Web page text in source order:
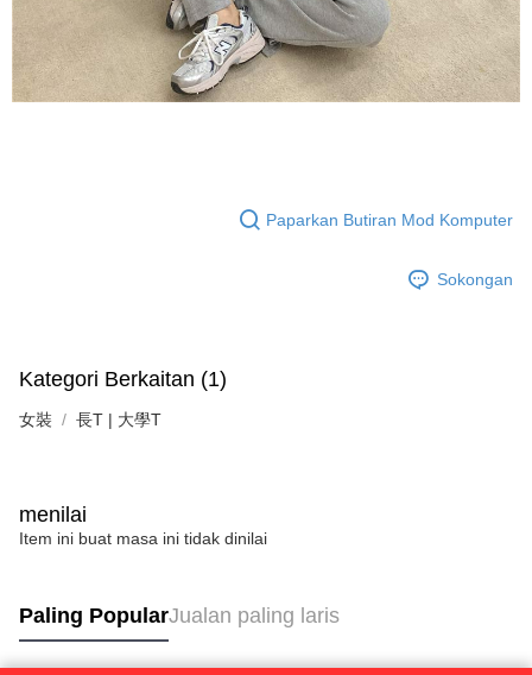
Paparkan Butiran Mod Komputer
Sokongan
Kategori Berkaitan (1)
女裝 長T | 大學T
menilai
Item ini buat masa ini tidak dinilai
Paling PopularJualan paling laris